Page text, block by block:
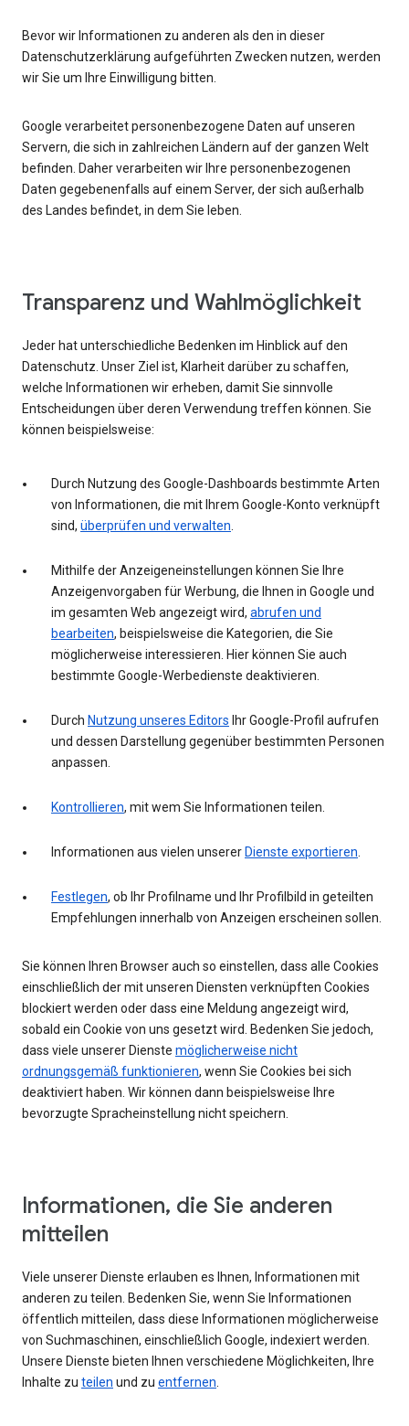
Bevor wir Informationen zu anderen als den in dieser
Datenschutzerklärung aufgeführten Zwecken nutzen, werden
wir Sie um Ihre Einwilligung bitten.
Google verarbeitet personenbezogene Daten auf unseren
Servern, die sich in zahlreichen Ländern auf der ganzen Welt
befinden. Daher verarbeiten wir Ihre personenbezogenen
Daten gegebenenfalls auf einem Server, der sich außerhalb
des Landes befindet, in dem Sie leben.
Transparenz und Wahlmöglichkeit
Jeder hat unterschiedliche Bedenken im Hinblick auf den
Datenschutz. Unser Ziel ist, Klarheit darüber zu schaffen,
welche Informationen wir erheben, damit Sie sinnvolle
Entscheidungen über deren Verwendung treffen können. Sie
können beispielsweise:
Durch Nutzung des Google-Dashboards bestimmte Arten
von Informationen, die mit Ihrem Google-Konto verknüpft
sind, überprüfen und verwalten.
Mithilfe der Anzeigeneinstellungen können Sie Ihre
Anzeigenvorgaben für Werbung, die Ihnen in Google und
im gesamten Web angezeigt wird, abrufen und
bearbeiten, beispielsweise die Kategorien, die Sie
möglicherweise interessieren. Hier können Sie auch
bestimmte Google-Werbedienste deaktivieren.
Durch Nutzung unseres Editors Ihr Google-Profil aufrufen
und dessen Darstellung gegenüber bestimmten Personen
anpassen.
Kontrollieren, mit wem Sie Informationen teilen.
Informationen aus vielen unserer Dienste exportieren.
Festlegen, ob Ihr Profilname und Ihr Profilbild in geteilten
Empfehlungen innerhalb von Anzeigen erscheinen sollen.
Sie können Ihren Browser auch so einstellen, dass alle Cookies
einschließlich der mit unseren Diensten verknüpften Cookies
blockiert werden oder dass eine Meldung angezeigt wird,
sobald ein Cookie von uns gesetzt wird. Bedenken Sie jedoch,
dass viele unserer Dienste möglicherweise nicht
ordnungsgemäß funktionieren, wenn Sie Cookies bei sich
deaktiviert haben. Wir können dann beispielsweise Ihre
bevorzugte Spracheinstellung nicht speichern.
Informationen, die Sie anderen
mitteilen
Viele unserer Dienste erlauben es Ihnen, Informationen mit
anderen zu teilen. Bedenken Sie, wenn Sie Informationen
öffentlich mitteilen, dass diese Informationen möglicherweise
von Suchmaschinen, einschließlich Google, indexiert werden.
Unsere Dienste bieten Ihnen verschiedene Möglichkeiten, Ihre
Inhalte zu teilen und zu entfernen.